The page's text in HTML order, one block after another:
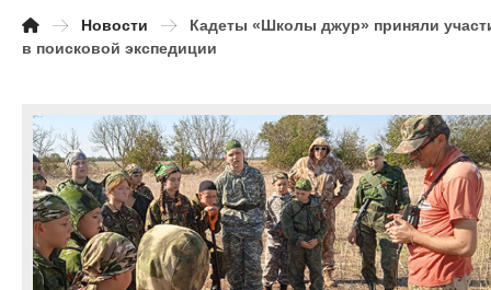
Новости
Кадеты «Школы джур» приняли
в поисковой экспедиции